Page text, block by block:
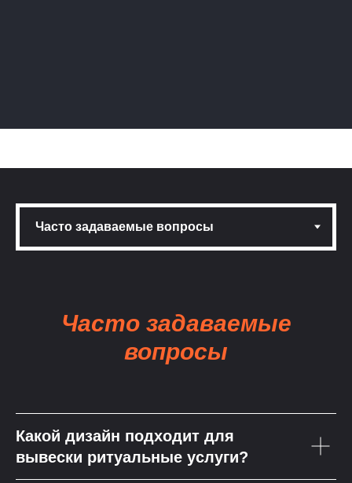
Часто задаваемые
вопросы
Какой дизайн подходит для
вывески ритуальные услуги?